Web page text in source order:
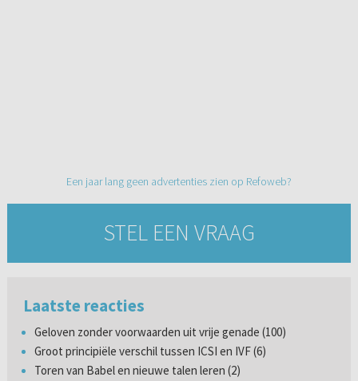
Een jaar lang geen advertenties zien op Refoweb?
STEL EEN VRAAG
Laatste reacties
Geloven zonder voorwaarden uit vrije genade (100)
Groot principiële verschil tussen ICSI en IVF (6)
Toren van Babel en nieuwe talen leren (2)